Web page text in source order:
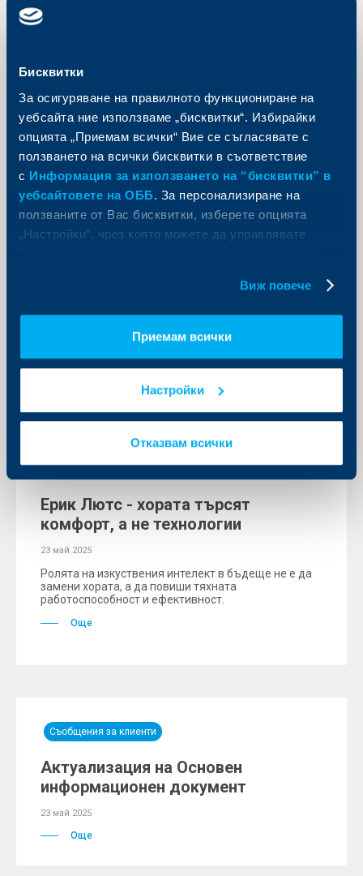
Бисквитки
За осигуряване на правилното функциониране на
уебсайта ние използваме „бисквитки“. Избирайки
опцията „Приемам всички“ Вие се съгласявате с
ползването на всички бисквитки в съответствие
с Информация за използването на “бисквитки” в
уебсайтовете на ОББ. За персонализиране на
ползваните от Вас бисквитки, изберете опцията
„Настройки“, чрез която можете да управлявате
Виж повече
Приемам всички
Настройки
Отказвам всички
Съобщение до инвеститорите в
Global Allocation
27 май 2025
Проспектът и основният информационен документ
на подфонда Enhanced Intelligence Global Allocation
на Optimum Fund ще бъдат изменени на 27 юни
2025 г.
Още
Събития
Ерик Лютс - хората търсят
комфорт, а не технологии
23 май 2025
Ролята на изкуствения интелект в бъдеще не е да
замени хората, а да повиши тяхната
работоспособност и ефективност.
Още
Съобщения за клиенти
Актуализация на Основен
информационен документ
23 май 2025
Още